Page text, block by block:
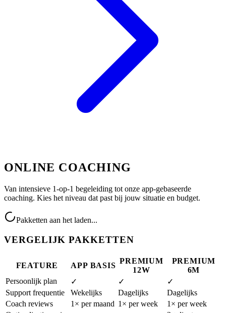
ONLINE COACHING
Van intensieve 1-op-1 begeleiding tot onze app-gebaseerde
coaching. Kies het niveau dat past bij jouw situatie en budget.
Pakketten aan het laden...
VERGELIJK PAKKETTEN
FEATURE APP BASIS
PREMIUM
12W
PREMIUM
6M
Persoonlijk plan
✓ ✓
✓
Support frequentie
Wekelijks Dagelijks
Dagelijks
Coach reviews
1× per maand 1× per week
1× per week